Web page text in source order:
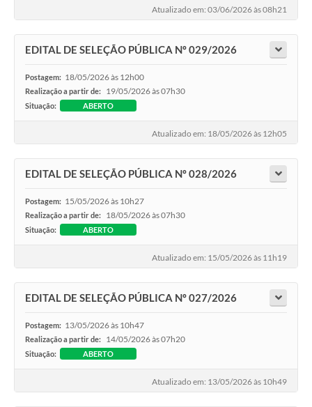
Atualizado em: 03/06/2026 às 08h21
EDITAL DE SELEÇÃO PÚBLICA Nº 029/2026
Postagem: 18/05/2026 às 12h00
Realização a partir de: 19/05/2026 às 07h30
Situação: ABERTO
Atualizado em: 18/05/2026 às 12h05
EDITAL DE SELEÇÃO PÚBLICA Nº 028/2026
Postagem: 15/05/2026 às 10h27
Realização a partir de: 18/05/2026 às 07h30
Situação: ABERTO
Atualizado em: 15/05/2026 às 11h19
EDITAL DE SELEÇÃO PÚBLICA Nº 027/2026
Postagem: 13/05/2026 às 10h47
Realização a partir de: 14/05/2026 às 07h20
Situação: ABERTO
Atualizado em: 13/05/2026 às 10h49